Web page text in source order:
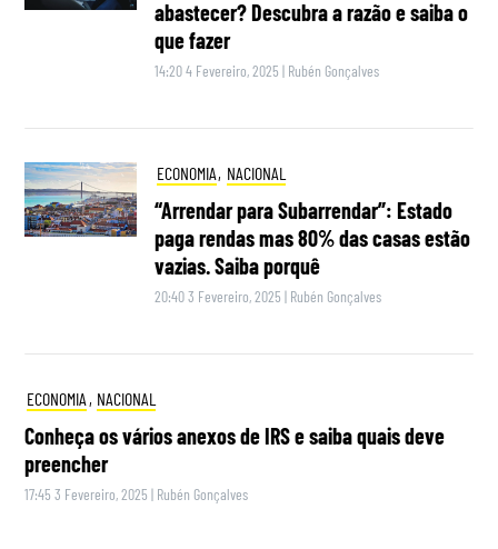
abastecer? Descubra a razão e saiba o
que fazer
14:20 4 Fevereiro, 2025 | Rubén Gonçalves
ECONOMIA, NACIONAL
“Arrendar para Subarrendar”: Estado
paga rendas mas 80% das casas estão
vazias. Saiba porquê
20:40 3 Fevereiro, 2025 | Rubén Gonçalves
ECONOMIA , NACIONAL
Conheça os vários anexos de IRS e saiba quais deve
preencher
17:45 3 Fevereiro, 2025 | Rubén Gonçalves